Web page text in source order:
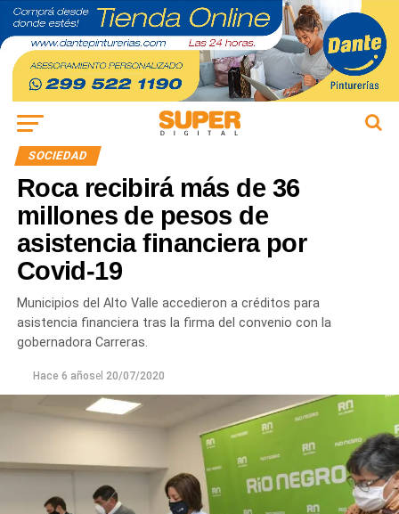
SOCIEDAD
Roca recibirá más de 36
millones de pesos de
asistencia financiera por
Covid-19
Municipios del Alto Valle accedieron a créditos para
asistencia financiera tras la firma del convenio con la
gobernadora Carreras.
Hace 6 añosel 20/07/2020